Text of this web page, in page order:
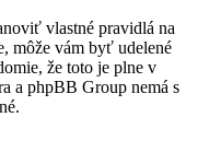
vlastné pravidlá na
môže vám byť udelené
že toto je plne v
a phpBB Group nemá s